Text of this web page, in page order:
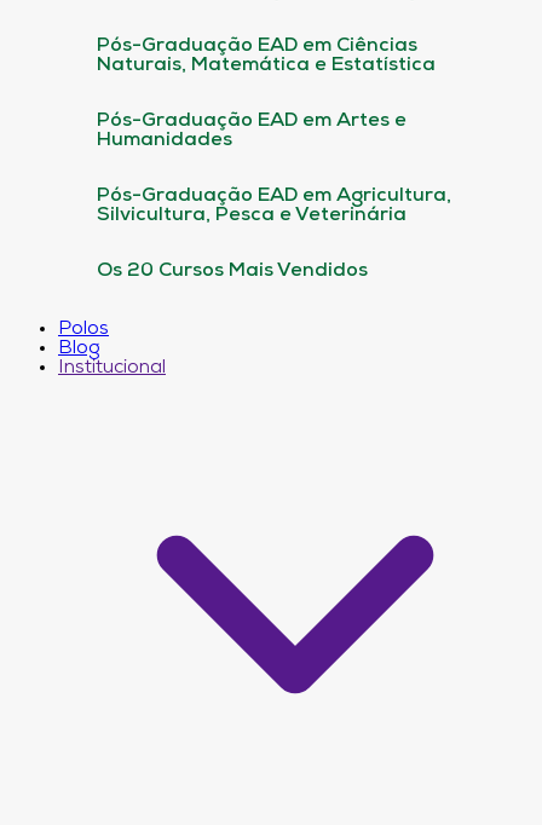
Pós-Graduação EAD em Ciências
Naturais, Matemática e Estatística
Pós-Graduação EAD em Artes e
Humanidades
Pós-Graduação EAD em Agricultura,
Silvicultura, Pesca e Veterinária
Os 20 Cursos Mais Vendidos
Polos
Blog
Institucional